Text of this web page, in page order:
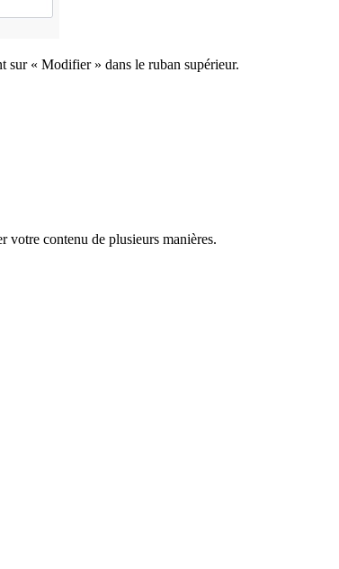
sur « Modifier » dans le ruban supérieur.
votre contenu de plusieurs manières.